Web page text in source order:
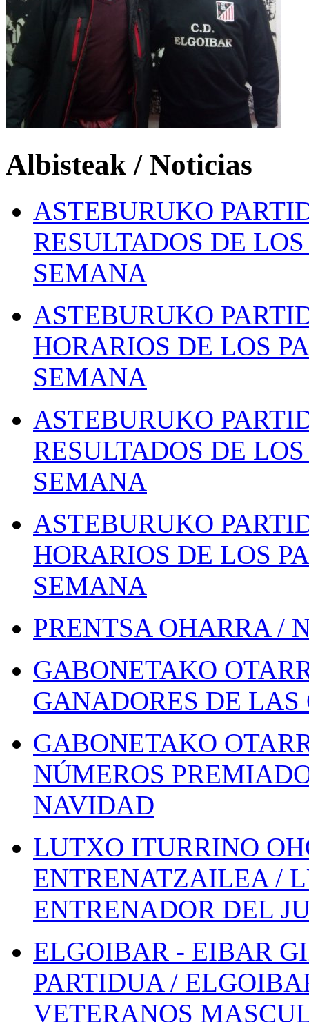
Albisteak / Noticias
ASTEBURUKO
RESULTADOS DE
SEMANA
ASTEBURUKO
HORARIOS DE LOS
SEMANA
ASTEBURUKO
RESULTADOS DE
SEMANA
ASTEBURUKO
HORARIOS DE LOS
SEMANA
PRENTSA OHARRA /
GABONETAKO
GANADORES DE
GABONETAKO
NÚMEROS
NAVIDAD
LUTXO ITURRINO
ENTRENATZAILEA /
ENTRENADOR DEL
ELGOIBAR - EIBAR
PARTIDUA /
VETERANOS